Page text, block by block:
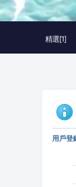
精選[1]
用戶登